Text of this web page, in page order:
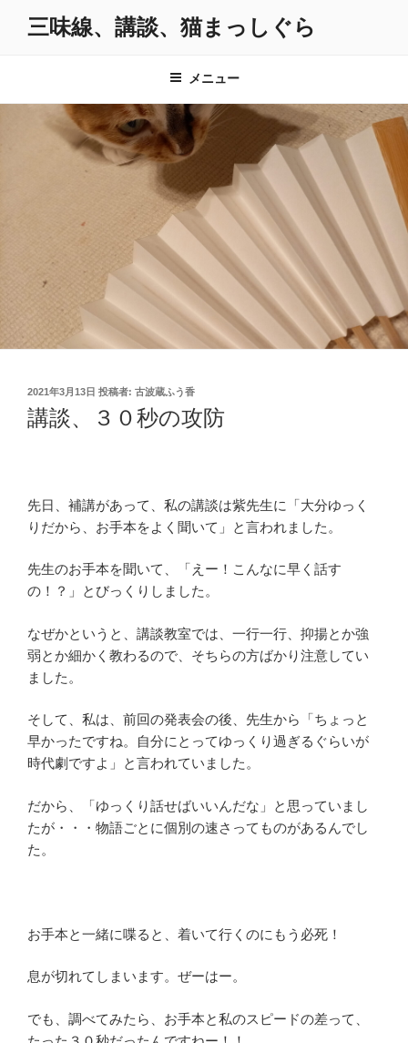
三味線、講談、猫まっしぐら
メニュー
投
稿
日:
2021年3月13日 投稿者: 古波蔵ふう香
講談、３０秒の攻防
先日、補講があって、私の講談は紫先生に「大分ゆっく
りだから、お手本をよく聞いて」と言われました。
先生のお手本を聞いて、「えー！こんなに早く話す
の！？」とびっくりしました。
なぜかというと、講談教室では、一行一行、抑揚とか強
弱とか細かく教わるので、そちらの方ばかり注意してい
ました。
そして、私は、前回の発表会の後、先生から「ちょっと
早かったですね。自分にとってゆっくり過ぎるぐらいが
時代劇ですよ」と言われていました。
だから、「ゆっくり話せばいいんだな」と思っていまし
たが・・・物語ごとに個別の速さってものがあるんでし
た。
お手本と一緒に喋ると、着いて行くのにもう必死！
息が切れてしまいます。ぜーはー。
でも、調べてみたら、お手本と私のスピードの差って、